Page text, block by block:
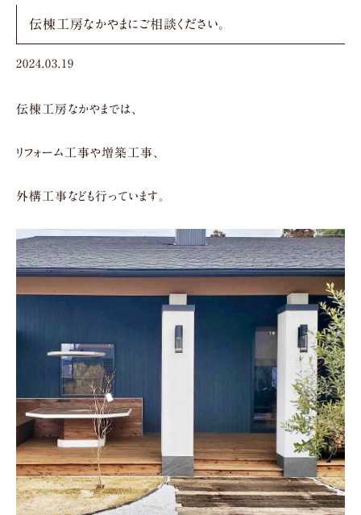
伝棟工房なかやまにご相談ください。
2024.03.19
伝棟工房なかやまでは、
リフォーム工事や増築工事、
外構工事なども行っています。